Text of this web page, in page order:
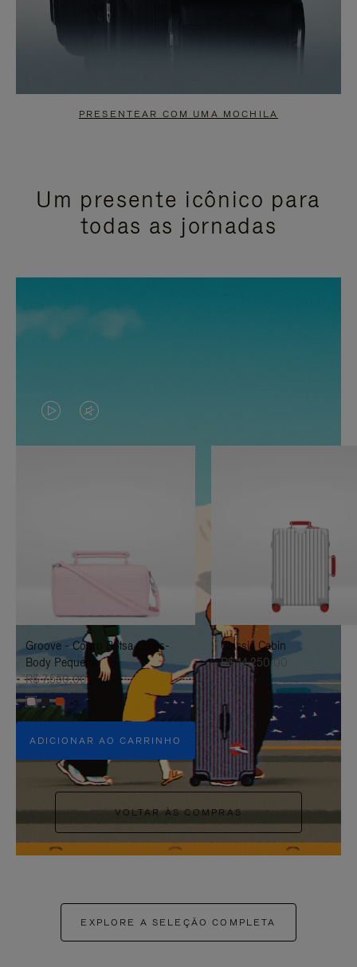
PRESENTEAR COM UMA MOCHILA
Um presente icônico para
todas as jornadas
O
VÍDEO
PRESSIONE
PAUSÁ-
LO
O
VÍDEO
FAVOR,
CLIQUE
PARA
ATIVÁ-
LO
Groove - Couro Bolsa Cross-
Body Pequena
R$ 7.550,00
+5
ADICIONAR AO CARRINHO
Classic Cabin
R$ 14.250,00
VOLTAR ÀS COMPRAS
EXPLORE A SELEÇÃO COMPLETA